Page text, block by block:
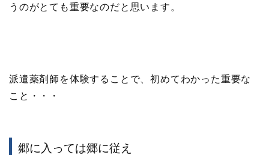
うのがとても重要なのだと思います。
派遣薬剤師を体験することで、初めてわかった重要な
こと・・・
郷に入っては郷に従え